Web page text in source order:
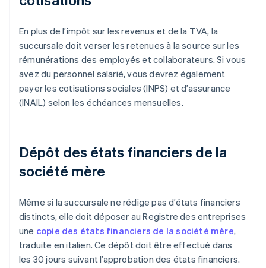
En plus de l’impôt sur les revenus et de la TVA, la
succursale doit verser les retenues à la source sur les
rémunérations des employés et collaborateurs. Si vous
avez du personnel salarié, vous devrez également
payer les cotisations sociales (INPS) et d’assurance
(INAIL) selon les échéances mensuelles.
Dépôt des états financiers de la
société mère
Même si la succursale ne rédige pas d’états financiers
distincts, elle doit déposer au Registre des entreprises
une copie des états financiers de la société mère,
traduite en italien. Ce dépôt doit être effectué dans
les 30 jours suivant l’approbation des états financiers.